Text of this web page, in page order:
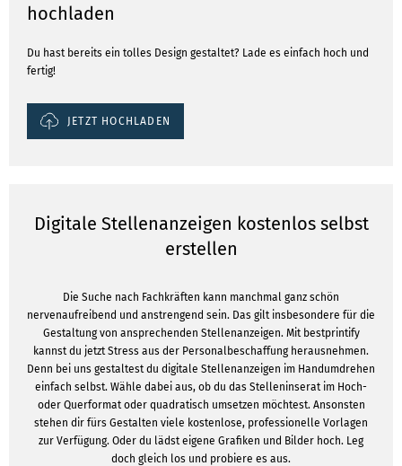
hochladen
Du hast bereits ein tolles Design gestaltet? Lade es einfach hoch und
fertig!
JETZT HOCHLADEN
Digitale Stellenanzeigen kostenlos selbst
erstellen
Die Suche nach Fachkräften kann manchmal ganz schön
nervenaufreibend und anstrengend sein. Das gilt insbesondere für die
Gestaltung von ansprechenden Stellenanzeigen. Mit bestprintify
kannst du jetzt Stress aus der Personalbeschaffung herausnehmen.
Denn bei uns gestaltest du digitale Stellenanzeigen im Handumdrehen
einfach selbst. Wähle dabei aus, ob du das Stelleninserat im Hoch-
oder Querformat oder quadratisch umsetzen möchtest. Ansonsten
stehen dir fürs Gestalten viele kostenlose, professionelle Vorlagen
zur Verfügung. Oder du lädst eigene Grafiken und Bilder hoch. Leg
doch gleich los und probiere es aus.